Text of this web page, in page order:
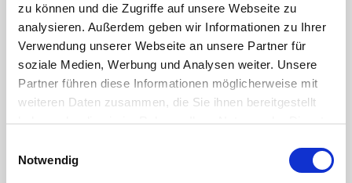
zu können und die Zugriffe auf unsere Webseite zu
analysieren. Außerdem geben wir Informationen zu Ihrer
Verwendung unserer Webseite an unsere Partner für
soziale Medien, Werbung und Analysen weiter. Unsere
Partner führen diese Informationen möglicherweise mit
weiteren Daten zusammen, die Sie ihnen bereitgestellt
haben oder die sie im Rahmen Ihrer Nutzung der Dienste
Cookies, wenn Sie unsere Webseite weiterhin nutzen.
Notwendig
Detailinfos: PP Schlauchtülle
MEHR LESEN
Detailinfos: GEKA Schnellkupplung